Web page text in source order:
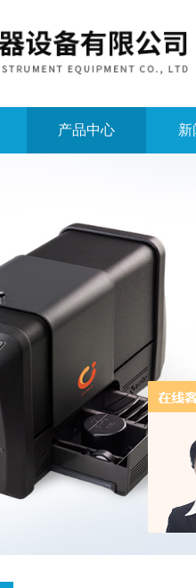
产品中心 新